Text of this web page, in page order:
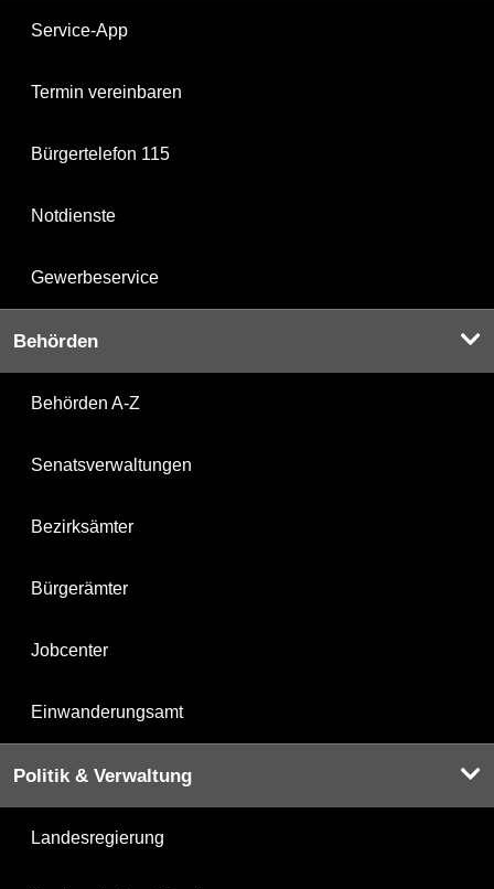
Service-App
Termin vereinbaren
Bürgertelefon 115
Notdienste
Gewerbeservice
Behörden
Behörden A-Z
Senatsverwaltungen
Bezirksämter
Bürgerämter
Jobcenter
Einwanderungsamt
Politik & Verwaltung
Landesregierung